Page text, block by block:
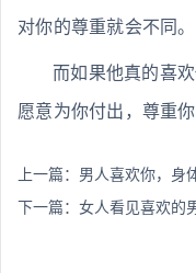
对你的尊重就会不同。
而如果他真的喜
愿意为你付出，尊重你
上一篇： 男人喜欢你，身
下一篇： 女人看见喜欢的